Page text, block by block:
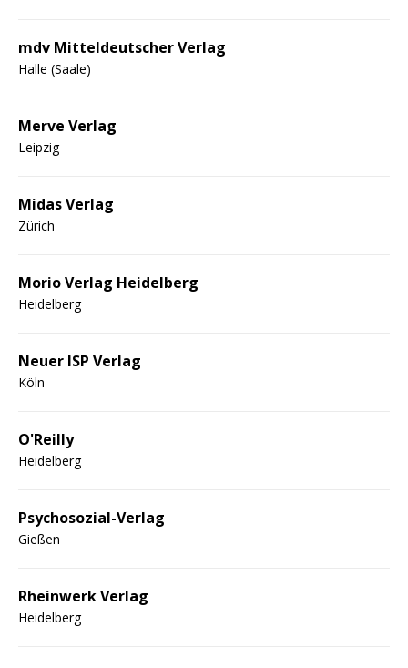
mdv Mitteldeutscher Verlag
Halle (Saale)
Merve Verlag
Leipzig
Midas Verlag
Zürich
Morio Verlag Heidelberg
Heidelberg
Neuer ISP Verlag
Köln
O'Reilly
Heidelberg
Psychosozial-Verlag
Gießen
Rheinwerk Verlag
Heidelberg